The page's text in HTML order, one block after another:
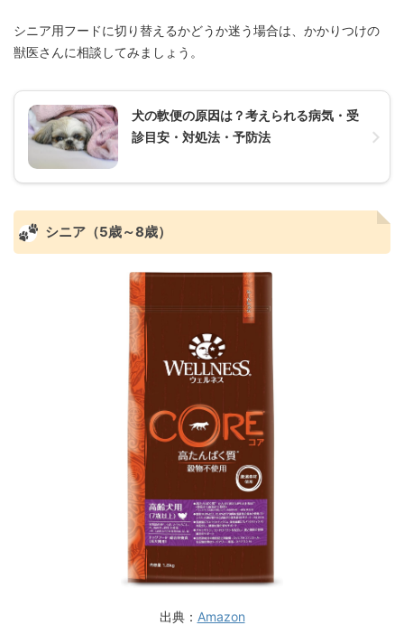
シニア用フードに切り替えるかどうか迷う場合は、かかりつけの
獣医さんに相談してみましょう。
犬の軟便の原因は？考えられる病気・受
診目安・対処法・予防法
シニア（5歳～8歳）
出典： Amazon